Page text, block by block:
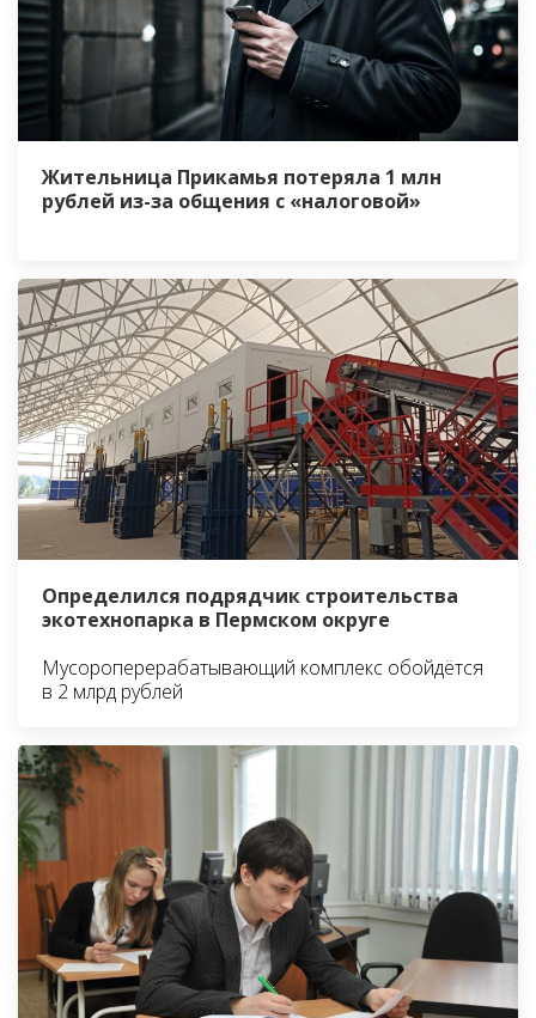
Жительница Прикамья потеряла 1 млн
рублей из-за общения с «налоговой»
Определился подрядчик строительства
экотехнопарка в Пермском округе
Мусороперерабатывающий комплекс обойдётся
в 2 млрд рублей